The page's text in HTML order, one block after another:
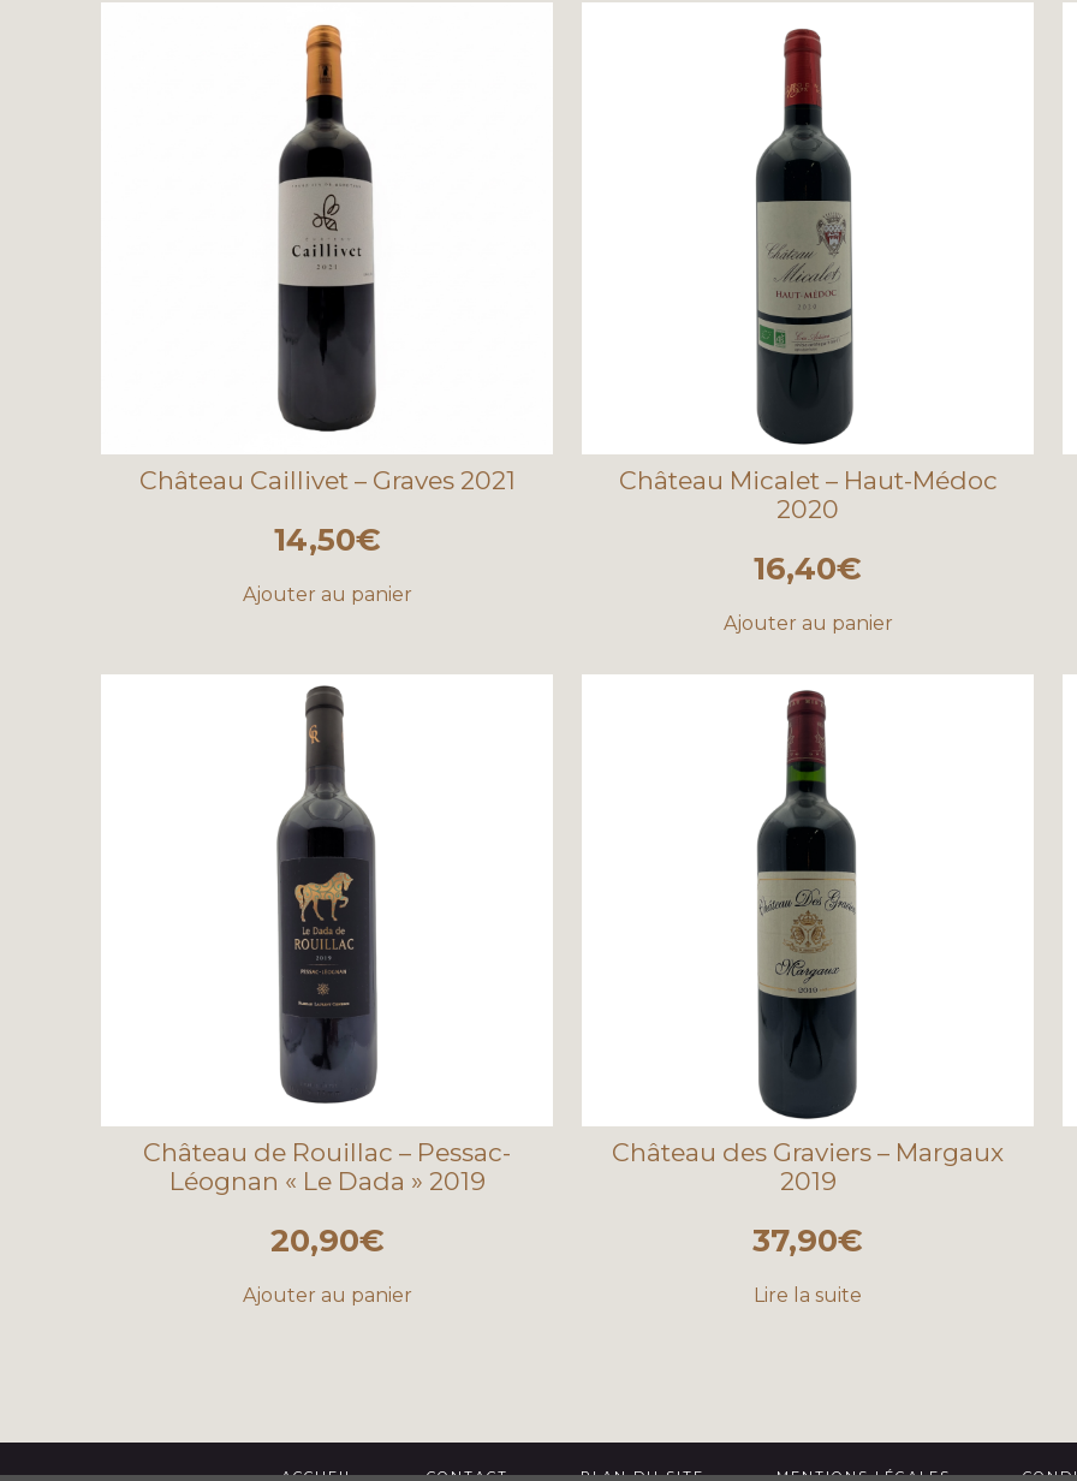
Château Caillivet – Graves 2021
14,50€
Ajouter au panier
Château Micalet – Haut-Médoc
2020
16,40€
Ajouter au panier
Château de Rouillac – Pessac-
Léognan « Le Dada » 2019
20,90€
Ajouter au panier
Château des Graviers – Margaux
2019
37,90€
Lire la suite
ACCUEIL CONTACT PLAN DU SITE MENTIONS LÉGALES